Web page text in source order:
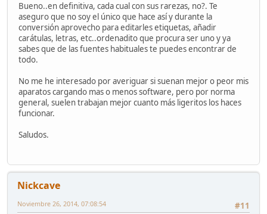
Bueno..en definitiva, cada cual con sus rarezas, no?. Te
aseguro que no soy el único que hace así y durante la
conversión aprovecho para editarles etiquetas, añadir
carátulas, letras, etc..ordenadito que procura ser uno y ya
sabes que de las fuentes habituales te puedes encontrar de
todo.
No me he interesado por averiguar si suenan mejor o peor mis
aparatos cargando mas o menos software, pero por norma
general, suelen trabajan mejor cuanto más ligeritos los haces
funcionar.
Saludos.
Nickcave
#11
Noviembre 26, 2014, 07:08:54